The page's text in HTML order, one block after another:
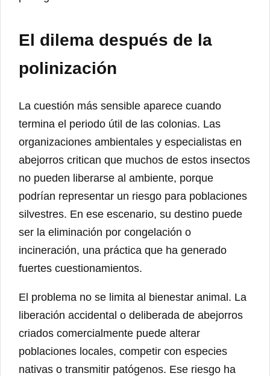
El dilema después de la
polinización
La cuestión más sensible aparece cuando
termina el periodo útil de las colonias. Las
organizaciones ambientales y especialistas en
abejorros critican que muchos de estos insectos
no pueden liberarse al ambiente, porque
podrían representar un riesgo para poblaciones
silvestres. En ese escenario, su destino puede
ser la eliminación por congelación o
incineración, una práctica que ha generado
fuertes cuestionamientos.
El problema no se limita al bienestar animal. La
liberación accidental o deliberada de abejorros
criados comercialmente puede alterar
poblaciones locales, competir con especies
nativas o transmitir patógenos. Ese riesgo ha